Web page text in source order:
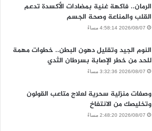
الرمان.. فاكهة غنية بمضادات الأكسدة تدعم
القلب والمناعة وصحة الجسم
2026/08/07 4:58:14 مساءً
النوم الجيد وتقليل دهون البطن.. خطوات مهمة
للحد من خطر الإصابة بسرطان الثدي
2026/08/07 3:32:36 مساءً
وصفات منزلية سحرية لعلاج متاعب القولون
وتخليصك من الانتفاخ
2026/08/07 2:48:20 مساءً